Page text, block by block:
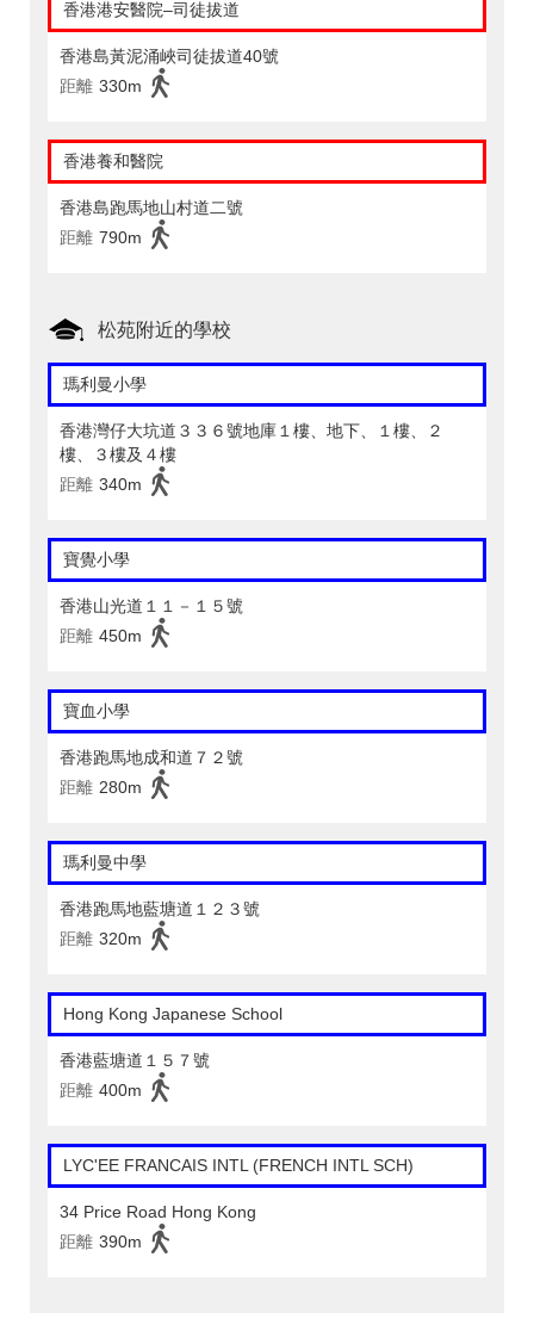
香港港安醫院–司徒拔道
香港島黃泥涌峽司徒拔道40號
距離 330m
香港養和醫院
香港島跑馬地山村道二號
距離 790m
松苑附近的學校
瑪利曼小學
香港灣仔大坑道３３６號地庫１樓、地下、１樓、２
樓、３樓及４樓
距離 340m
寶覺小學
香港山光道１１－１５號
距離 450m
寶血小學
香港跑馬地成和道７２號
距離 280m
瑪利曼中學
香港跑馬地藍塘道１２３號
距離 320m
Hong Kong Japanese School
香港藍塘道１５７號
距離 400m
LYC'EE FRANCAIS INTL (FRENCH INTL SCH)
34 Price Road Hong Kong
距離 390m